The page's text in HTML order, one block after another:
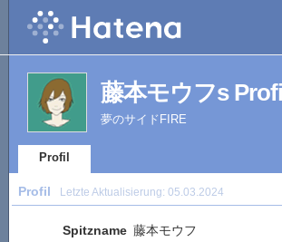
藤本モウフs Profil
夢のサイドFIRE
Profil
Profil Letzte Aktualisierung: 05.03.2024
Spitzname 藤本モウフ